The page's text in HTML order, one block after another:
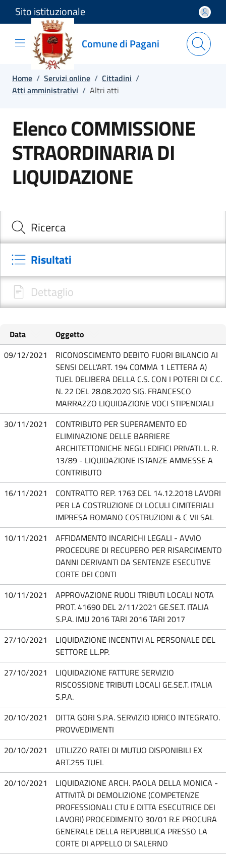
Salta e vai al contenuto
Salta e vai al footer
Sito istituzionale
Comune di Pagani
Home / Servizi online / Cittadini /
Atti amministrativi / Altri atti
Elenco COMMISSIONE
STRAORDINARIA DI
LIQUIDAZIONE
Cerca il documento e consulta il dettaglio
Ricerca
Risultati
Dettaglio
Data
Oggetto
09/12/2021
RICONOSCIMENTO DEBITO FUORI BILANCIO AI
SENSI DELL’ART. 194 COMMA 1 LETTERA A)
TUEL DELIBERA DELLA C.S. CON I POTERI DI C.C.
N. 22 DEL 28.08.2020 SIG. FRANCESCO
MARRAZZO LIQUIDAZIONE VOCI STIPENDIALI
30/11/2021
CONTRIBUTO PER SUPERAMENTO ED
ELIMINAZIONE DELLE BARRIERE
ARCHITETTONICHE NEGLI EDIFICI PRIVATI. L. R.
13/89 - LIQUIDAZIONE ISTANZE AMMESSE A
CONTRIBUTO
16/11/2021
CONTRATTO REP. 1763 DEL 14.12.2018 LAVORI
PER LA COSTRUZIONE DI LOCULI CIMITERIALI
IMPRESA ROMANO COSTRUZIONI & C VII SAL
10/11/2021
AFFIDAMENTO INCARICHI LEGALI - AVVIO
PROCEDURE DI RECUPERO PER RISARCIMENTO
DANNI DERIVANTI DA SENTENZE ESECUTIVE
CORTE DEI CONTI
10/11/2021
APPROVAZIONE RUOLI TRIBUTI LOCALI NOTA
PROT. 41690 DEL 2/11/2021 GE.SE.T. ITALIA
S.P.A. IMU 2016 TARI 2016 TARI 2017
27/10/2021
LIQUIDAZIONE INCENTIVI AL PERSONALE DEL
SETTORE LL.PP.
27/10/2021
LIQUIDAZIONE FATTURE SERVIZIO
RISCOSSIONE TRIBUTI LOCALI GE.SE.T. ITALIA
S.P.A.
20/10/2021
DITTA GORI S.P.A. SERVIZIO IDRICO INTEGRATO.
PROVVEDIMENTI
20/10/2021
UTILIZZO RATEI DI MUTUO DISPONIBILI EX
ART.255 TUEL
20/10/2021
LIQUIDAZIONE ARCH. PAOLA DELLA MONICA -
ATTIVITÀ DI DEMOLIZIONE (COMPETENZE
PROFESSIONALI CTU E DITTA ESECUTRICE DEI
LAVORI) PROCEDIMENTO 30/01 R.E PROCURA
GENERALE DELLA REPUBBLICA PRESSO LA
CORTE DI APPELLO DI SALERNO